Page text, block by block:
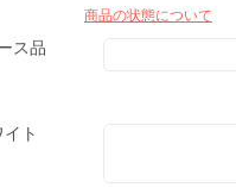
商品の状態について
ス品
ト